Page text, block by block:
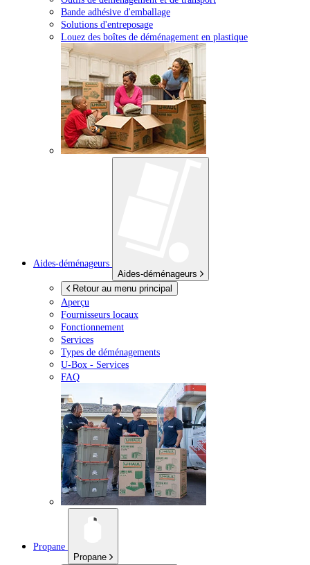
Bande adhésive d'emballage
Solutions d'entreposage
Louez des boîtes de déménagement en plastique
Aides-déménageurs
Aides-déménageurs
Retour au menu principal
Aperçu
Fournisseurs locaux
Fonctionnement
Services
Types de déménagements
U-Box - Services
FAQ
Propane
Propane